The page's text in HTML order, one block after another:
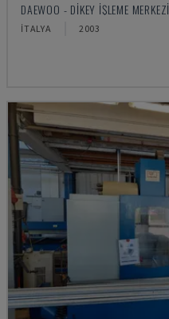
DAEWOO - DIKEY İŞLEME MERKEZI
İTALYA 2003